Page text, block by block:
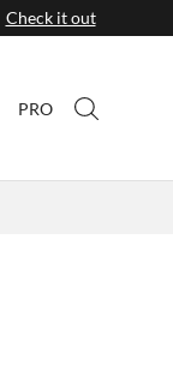
Check it out
PRO